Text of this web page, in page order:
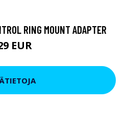
RING MOUNT ADAPTER
EUR